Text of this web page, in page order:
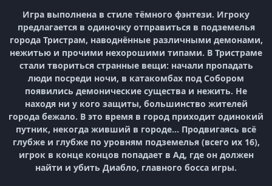
Игра выполнена в стиле тёмного фэнтези. Игроку
предлагается в одиночку отправиться в подземелья
города Тристрам, наводнённые различными демонами,
нежитью и прочими нехорошими типами. В Тристраме
стали твориться странные вещи: начали пропадать
люди посреди ночи, в катакомбах под Собором
появились демонические существа и нежить. Не
находя ни у кого защиты, большинство жителей
города бежало. В это время в город приходит одинокий
путник, некогда живший в городе… Продвигаясь всё
глубже и глубже по уровням подземелья (всего их 16),
игрок в конце концов попадает в Ад, где он должен
найти и убить Диабло, главного босса игры.